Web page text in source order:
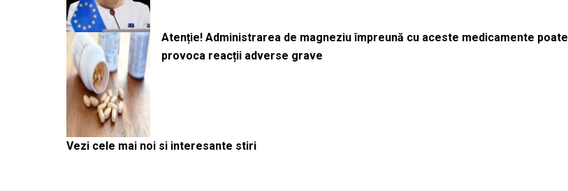
Atenție! Administrarea de magneziu împreună cu aceste medicamente poate
provoca reacții adverse grave
Vezi cele mai noi si interesante stiri